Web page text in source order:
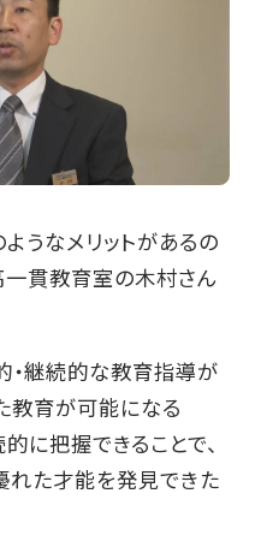
うなメリットがあるの
貫教育室の木村さん
・継続的な教育指導が
教育が可能になる
に把握できることで、
れた才能を発見できた